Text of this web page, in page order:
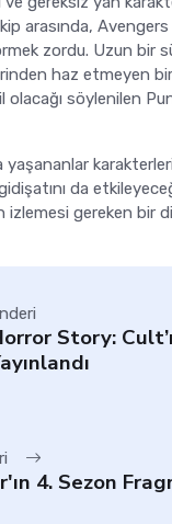
arasında,
zordu. Uzun bir
haz etmeyen
olacağı söylenilen
da
izlemesi gereken bir
Story:
4. Sezon